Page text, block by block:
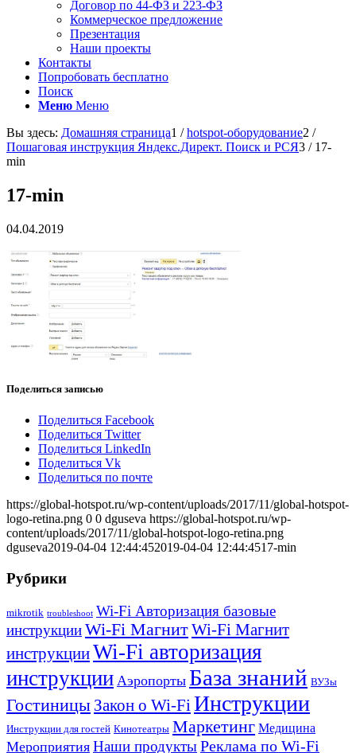
Договор по 44-ФЗ и 223-ФЗ
Коммерческое предложение
Презентация
Наши проекты
Контакты
Попробовать бесплатно
Поиск
Меню Меню
Вы здесь: Домашняя страница1 / hotspot-оборудование2 /
Пошаговая инструкция Яндекс.Директ. Поиск и РСЯ3 / 17-
min
17-min
04.04.2019
Поделиться записью
Поделиться Facebook
Поделиться Twitter
Поделиться LinkedIn
Поделиться Vk
Поделиться по почте
https://global-hotspot.ru/wp-content/uploads/2017/11/global-hotspot-
logo-retina.png 0 0 dguseva https://global-hotspot.ru/wp-
content/uploads/2017/11/global-hotspot-logo-retina.png
dguseva2019-04-04 12:44:452019-04-04 12:44:4517-min
Рубрики
mikrotik troubleshoot Wi-Fi Авторизация базовые
инструкцииWi-Fi МагнитWi-Fi Магнит
инструкцииWi-Fi авторизация
инструкции Аэропорты База знаний ВУЗы
Гостиницы Закон о Wi-Fi Инструкции
Инструкции для гостей Кинотеатры Маркетинг Медицина
Мероприятия Наши продуктыРеклама по Wi-Fi